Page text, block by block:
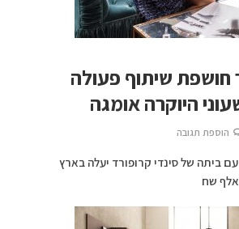
חושפת שיתוף פעולה
היוקרה אומגה
הוספת תגובה
ביתה של סינדי קרופורד יעלה בארץ